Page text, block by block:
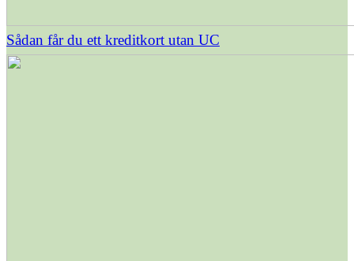
Sådan får du ett kreditkort utan UC